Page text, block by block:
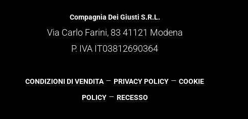
Compagnia Dei Giusti S.R.L.
Via Carlo Farini, 83 41121 Modena
P. IVA IT03812690364
CONDIZIONI DI VENDITA– PRIVACY POLICY – COOKIE
POLICY– RECESSO